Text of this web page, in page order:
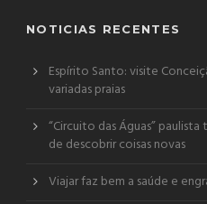
NOTICIAS RECENTES
Espírito Santo: visite
variadas praias
“Circuito das Águas”
de descobrir coisas novas
Viajar faz bem a saúde e